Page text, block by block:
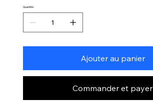
Quantité
Ajouter au panier
Commander et payer